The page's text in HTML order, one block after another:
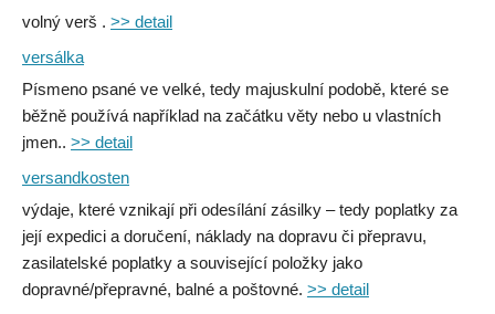
volný verš . >> detail
versálka
Písmeno psané ve velké, tedy majuskulní podobě, které se
běžně používá například na začátku věty nebo u vlastních
jmen.. >> detail
versandkosten
výdaje, které vznikají při odesílání zásilky – tedy poplatky za
její expedici a doručení, náklady na dopravu či přepravu,
zasilatelské poplatky a související položky jako
dopravné/přepravné, balné a poštovné. >> detail